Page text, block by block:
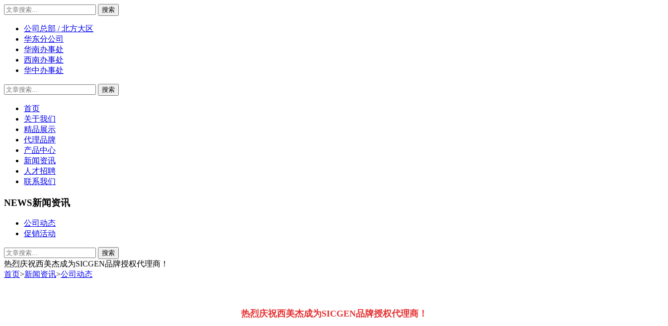
公司总部 / 北方大区
华东分公司
华南办事处
西南办事处
华中办事处
首页
关于我们
精品展示
代理品牌
产品中心
新闻资讯
人才招聘
联系我们
NEWS新闻资讯
公司动态
促销活动
热烈庆祝西美杰成为SICGEN品牌授权代理商！
首页>新闻资讯>公司动态
热烈庆祝西美杰成为SICGEN品牌授权代理商！